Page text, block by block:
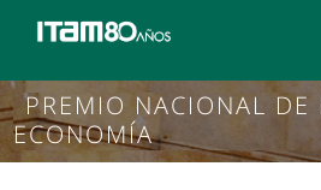
PREMIO NACIONAL DE
ECONOMÍA